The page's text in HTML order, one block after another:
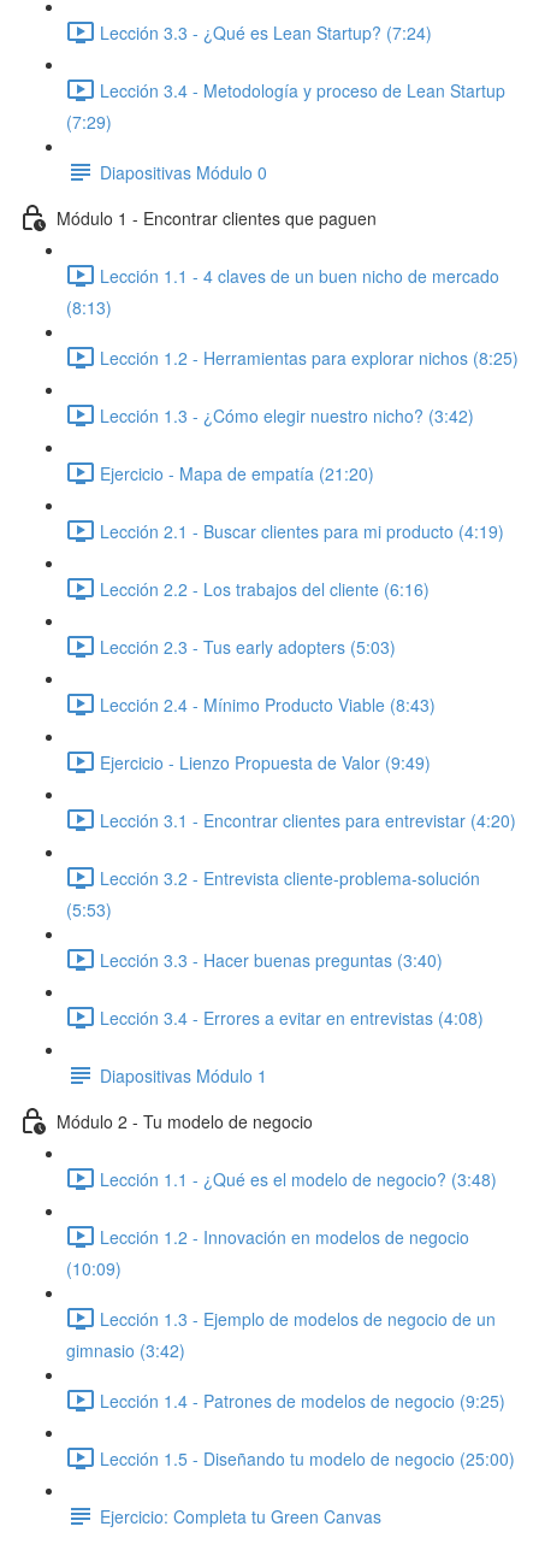
Lección 3.3 - ¿Qué es Lean Startup? (7:24)
Lección 3.4 - Metodología y proceso de Lean Startup
(7:29)
Diapositivas Módulo 0
Módulo 1 - Encontrar clientes que paguen
Lección 1.1 - 4 claves de un buen nicho de mercado
(8:13)
Lección 1.2 - Herramientas para explorar nichos (8:25)
Lección 1.3 - ¿Cómo elegir nuestro nicho? (3:42)
Ejercicio - Mapa de empatía (21:20)
Lección 2.1 - Buscar clientes para mi producto (4:19)
Lección 2.2 - Los trabajos del cliente (6:16)
Lección 2.3 - Tus early adopters (5:03)
Lección 2.4 - Mínimo Producto Viable (8:43)
Ejercicio - Lienzo Propuesta de Valor (9:49)
Lección 3.1 - Encontrar clientes para entrevistar (4:20)
Lección 3.2 - Entrevista cliente-problema-solución
(5:53)
Lección 3.3 - Hacer buenas preguntas (3:40)
Lección 3.4 - Errores a evitar en entrevistas (4:08)
Diapositivas Módulo 1
Módulo 2 - Tu modelo de negocio
Lección 1.1 - ¿Qué es el modelo de negocio? (3:48)
Lección 1.2 - Innovación en modelos de negocio
(10:09)
Lección 1.3 - Ejemplo de modelos de negocio de un
gimnasio (3:42)
Lección 1.4 - Patrones de modelos de negocio (9:25)
Lección 1.5 - Diseñando tu modelo de negocio (25:00)
Ejercicio: Completa tu Green Canvas